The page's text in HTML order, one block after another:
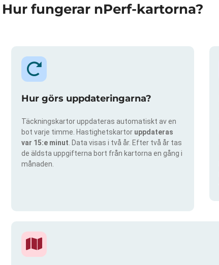
Hur fungerar nPerf-kartorna?
Hur görs uppdateringarna?
Täckningskartor uppdateras automatiskt av en
bot varje timme. Hastighetskartor uppdateras
var 15:e minut . Data visas i två år. Efter två år tas
de äldsta uppgifterna bort från kartorna en gång i
månaden.